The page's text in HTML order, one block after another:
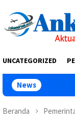
UNCATEGORIZED
News
Malam
Beranda